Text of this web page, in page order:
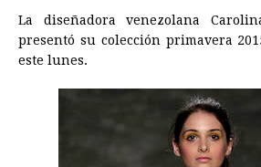
La diseñadora venezolana
presentó su colección primavera
este lunes.